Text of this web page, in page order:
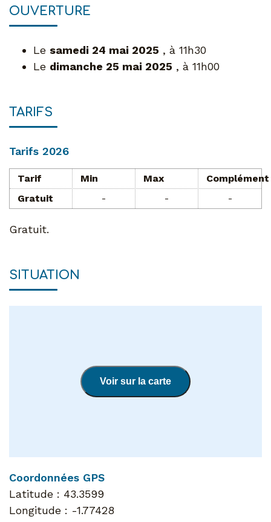
OUVERTURE
Le samedi 24 mai 2025 , à 11h30
Le dimanche 25 mai 2025 , à 11h00
TARIFS
Tarifs 2026
Tarif Min Max
Complément
Gratuit
- - -
Gratuit.
SITUATION
Voir sur la carte
Coordonnées GPS
Latitude : 43.3599
Longitude : -1.77428